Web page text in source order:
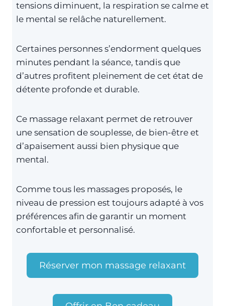
tensions diminuent, la respiration se calme et
le mental se relâche naturellement.
Certaines personnes s’endorment quelques
minutes pendant la séance, tandis que
d’autres profitent pleinement de cet état de
détente profonde et durable.
Ce massage relaxant permet de retrouver
une sensation de souplesse, de bien-être et
d’apaisement aussi bien physique que
mental.
Comme tous les massages proposés, le
niveau de pression est toujours adapté à vos
préférences afin de garantir un moment
confortable et personnalisé.
Réserver mon massage relaxant